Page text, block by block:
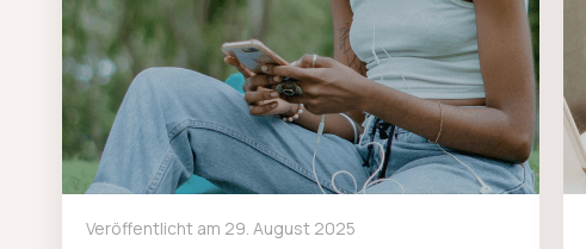
Veröffentlicht am 29. August 2025